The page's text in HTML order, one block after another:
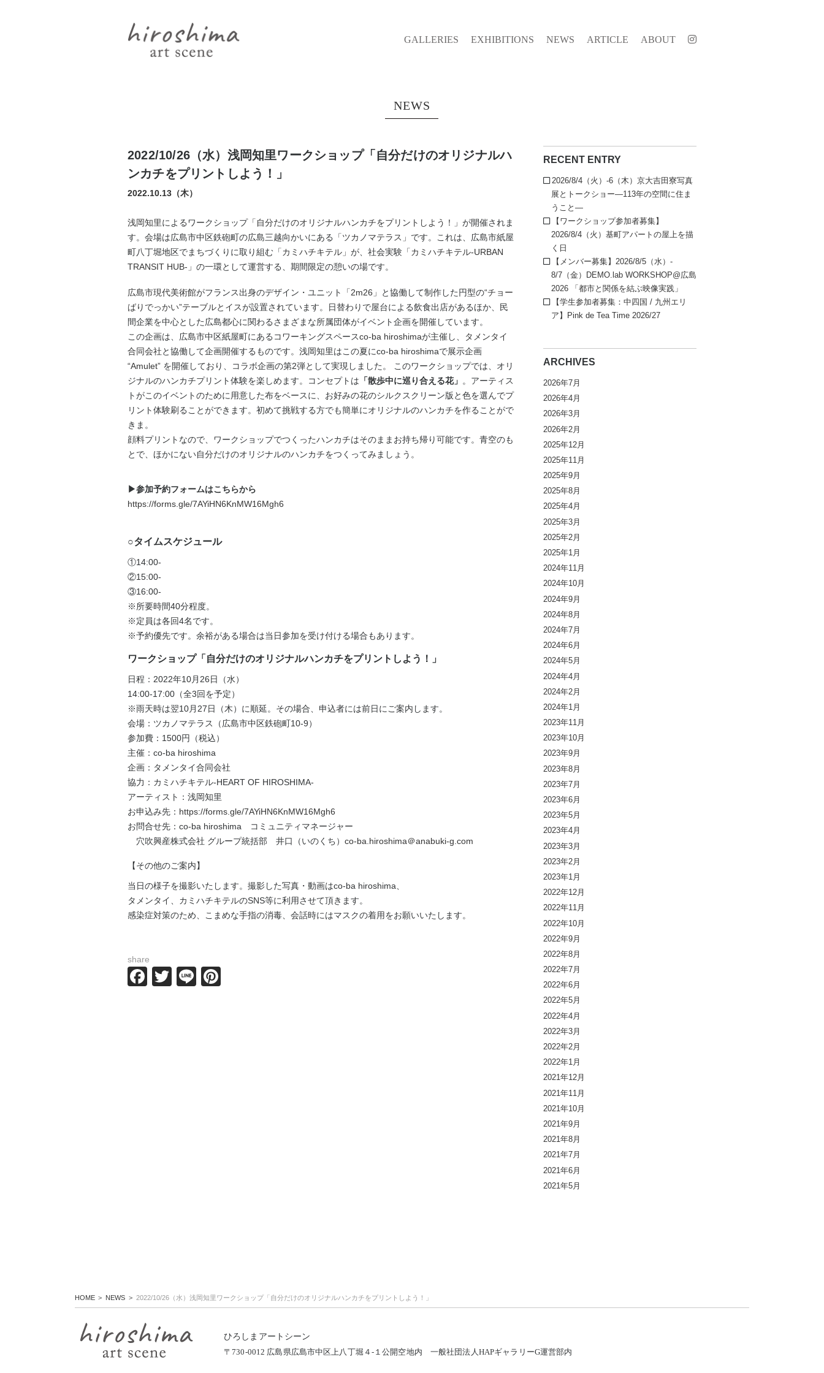
GALLERIES EXHIBITIONS NEWS ARTICLE ABOUT
NEWS
2022/10/26（水）浅岡知里ワークショップ「自分だけのオリジナルハ
ンカチをプリントしよう！」
2022.10.13（木）
浅岡知里によるワークショップ「自分だけのオリジナルハンカチをプリントしよう！」 が開催されま
す。会場は広島市中区鉄砲町の広島三越向かいにある
「ツカノマテラス」 です。これは、広島市紙屋
町八丁堀地区でまちづくりに取り組む 「カミハチキテル」 が、社会実験 「カミハチキテル-URBAN
TRANSIT HUB-」 の一環として運営する、期間限定の憩いの場です。
広島市現代美術館がフランス出身のデザイン・ユニット 「2m26」 と協働して制作した円型の“チョー
ばりでっかい”テーブルとイスが設置されています。日替わりで屋台による飲食出店があるほか、民
間企業を中心とした広島都心に関わるさまざまな所属団体がイベント企画を開催しています。
この企画は、広島市中区紙屋町にあるコワーキングスペースco-ba hiroshimaが主催し、
タメンタイ
合同会社と協働して企画開催するものです。浅岡知里はこの夏にco-ba hiroshimaで展示企画
“Amulet” を開催しており、コラボ企画の第2弾として実現しました。 このワークショップでは、オリ
ジナルのハンカチプリント体験を楽しめます。コンセプトは 「散歩中に巡り合える花」 。アーティス
トがこのイベントのために用意した布をベースに、お好みの花のシルクスクリーン版と色を選んでプ
リント体験刷ることができます。初めて挑戦する方でも簡単にオリジナルのハンカチを作ることがで
きま。
顔料プリントなので、ワークショップでつくったハンカチはそのままお持ち帰り可能です。青空のも
とで、ほかにない自分だけのオリジナルのハンカチをつくってみましょう。
▶参加予約フォームはこちらから
https://forms.gle/7AYiHN6KnMW16Mgh6
○タイムスケジュール
①14:00-
②15:00-
③16:00-
※所要時間40分程度。
※定員は各回4名です。
※予約優先です。余裕がある場合は当日参加を受け付ける場合もあります。
ワークショップ「自分だけのオリジナルハンカチをプリントしよう！」
日程：2022年10月26日（水）
14:00-17:00（全3回を予定）
※雨天時は翌10月27日（木）に順延。その場合、申込者には前日にご案内します。
会場：ツカノマテラス（広島市中区鉄砲町10-9）
参加費：1500円（税込）
主催：co-ba hiroshima
企画：タメンタイ合同会社
協力：カミハチキテル-HEART OF HIROSHIMA-
アーティスト：浅岡知里
お申込み先： https://forms.gle/7AYiHN6KnMW16Mgh6
お問合せ先：co-ba hiroshima コミュニティマネージャー
穴吹興産株式会社 グループ統括部 井口（いのくち） co-ba.hiroshima＠anabuki-g.com
【その他のご案内】
当日の様子を撮影いたします。撮影した写真・動画はco-ba hiroshima、
タメンタイ、カミハチキテルのSNS等に利用させて頂きます。
感染症対策のため、こまめな手指の消毒、会話時にはマスクの着用をお願いいたします。
share
Facebook
Twitter
Line
RECENT ENTRY
2026/8/4（火）-6（木）京大吉田寮写真
展とトークショー—113年の空間に住ま
うこと—
【ワークショップ参加者募集】
2026/8/4（火）基町アパートの屋上を描
く日
【メンバー募集】2026/8/5（水）-
8/7（金）DEMO.lab WORKSHOP@広島
2026 「都市と関係を結ぶ映像実践」
【学生参加者募集：中四国 / 九州エリ
ア】Pink de Tea Time 2026/27
ARCHIVES
2026年7月
2026年4月
2026年3月
2026年2月
2025年12月
2025年11月
2025年9月
2025年8月
2025年4月
2025年3月
2025年2月
2025年1月
2024年11月
2024年10月
2024年9月
2024年8月
2024年7月
2024年6月
2024年5月
2024年4月
2024年2月
2024年1月
2023年11月
2023年10月
2023年9月
2023年8月
2023年7月
2023年6月
2023年5月
2023年4月
2023年3月
2023年2月
2023年1月
2022年12月
2022年11月
2022年10月
2022年9月
2022年8月
2022年7月
2022年6月
2022年5月
2022年4月
2022年3月
2022年2月
2022年1月
2021年12月
2021年11月
2021年10月
2021年9月
2021年8月
2021年7月
2021年6月
2021年5月
HOME NEWS 2022/10/26（水）浅岡知里ワークショップ「自分だけのオリジナルハンカチをプリントしよう！」
ひろしまアートシーン
〒730-0012 広島県広島市中区上八丁堀４-１公開空地内 一般社団法人HAPギャラリーG運営部内